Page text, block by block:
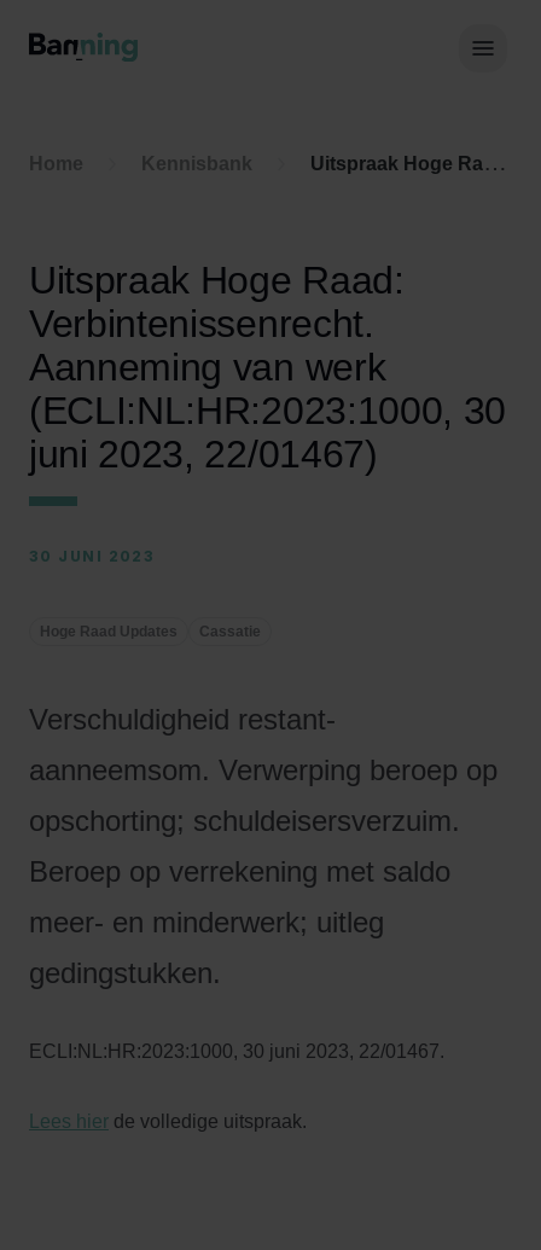
Home Kennisbank Uitspraak Hoge Raad: Verbintenissenrecht. Aanneming van werk (ECLI:NL:HR:2023:1000, 30 juni 2023, 22/01467)
Uitspraak Hoge Raad:
Verbintenissenrecht.
Aanneming van werk
(ECLI:NL:HR:2023:1000, 30
juni 2023, 22/01467)
30 JUNI 2023
Hoge Raad Updates Cassatie
Verschuldigheid restant-
aanneemsom. Verwerping beroep op
opschorting; schuldeisersverzuim.
Beroep op verrekening met saldo
meer- en minderwerk; uitleg
gedingstukken.
ECLI:NL:HR:2023:1000, 30 juni 2023, 22/01467.
Lees hier de volledige uitspraak.